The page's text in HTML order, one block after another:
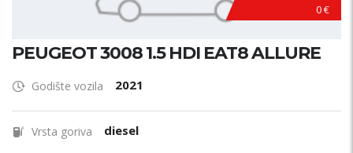
0 €
PEUGEOT 3008 1.5 HDI EAT8 ALLURE
Godište vozila 2021
Vrsta goriva diesel